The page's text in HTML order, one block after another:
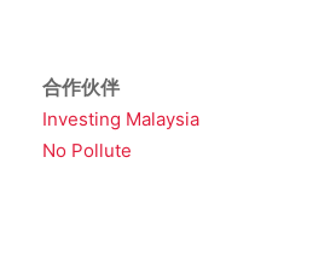
合作伙伴
Investing Malaysia
No Pollute